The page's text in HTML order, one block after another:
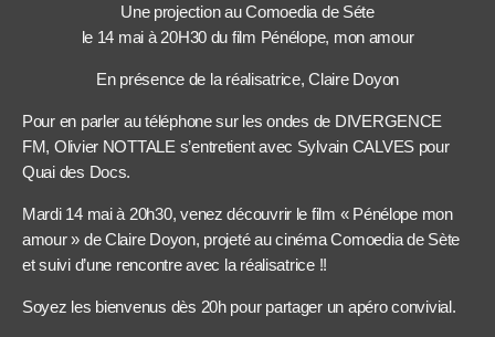
Une projection au Comoedia de Séte
le 14 mai à 20H30 du film Pénélope, mon amour
En présence de la réalisatrice, Claire Doyon
Pour en parler au téléphone sur les ondes de DIVERGENCE
FM, Olivier NOTTALE s’entretient avec Sylvain CALVES pour
Quai des Docs.
Mardi 14 mai à 20h30, venez découvrir le film « Pénélope mon
amour » de Claire Doyon, projeté au cinéma Comoedia de Sète
et suivi d’une rencontre avec la réalisatrice !!
Soyez les bienvenus dès 20h pour partager un apéro convivial.